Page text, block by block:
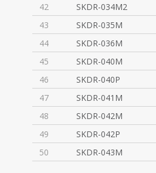
42 SKDR-034M2
43 SKDR-035M
44 SKDR-036M
45 SKDR-040M
46 SKDR-040P
47 SKDR-041M
48 SKDR-042M
49 SKDR-042P
50 SKDR-043M